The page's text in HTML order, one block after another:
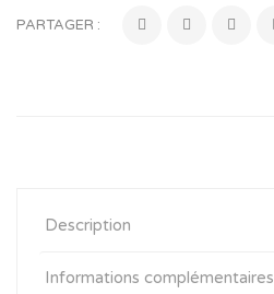
PARTAGER :
Description
Informations complémentaires